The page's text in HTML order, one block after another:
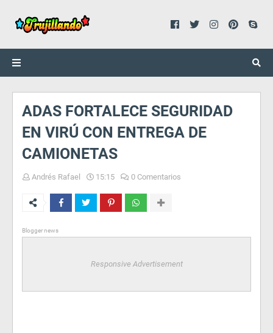
ADAS FORTALECE SEGURIDAD
EN VIRÚ CON ENTREGA DE
CAMIONETAS
Andrés Rafael 15:15 0 Comentarios
Blogger news
Responsive Advertisement